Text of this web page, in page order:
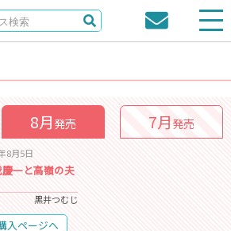
8月発売 7月発売
8月5日
一と高嶺の夫
黒井つむじ
入ページへ